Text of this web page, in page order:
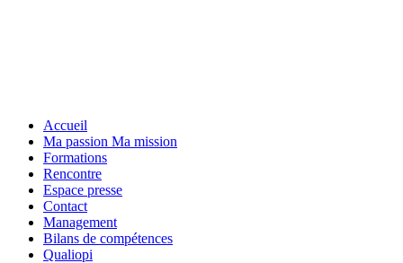
Accueil
Ma passion Ma mission
Formations
Rencontre
Espace presse
Contact
Management
Bilans de compétences
Qualiopi